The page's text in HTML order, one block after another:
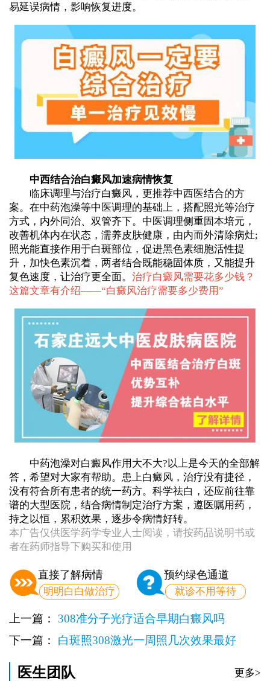
易延误病情，影响恢复进度。
中西结合治白癜风加速病情恢复
临床调理与治疗白癜风，更推荐中西医结合的方
案。在中药泡澡等中医调理的基础上，搭配照光等治疗
方式，内外同治、双管齐下。中医调理侧重固本培元，
改善机体内在状态，濡养皮肤健康，由内而外清除病灶;
照光能直接作用于白斑部位，促进黑色素细胞活性提
升，加快色素沉着，两者结合既能稳固体质，又能提升
复色速度，让治疗更全面。 治疗白癜风需要花多少钱？
这篇文章有介绍——“白癜风治疗需要多少费用”
中药泡澡对白癜风作用大不大?以上是今天的全部解
答，希望对大家有帮助。患上白癜风，治疗没有捷径，
没有符合所有患者的统一药方。科学祛白，还应前往靠
谱的大型医院，结合病情制定治疗方案，遵医嘱用药，
持之以恒，累积效果，逐步令病情好转。
本广告仅供医学药学专业人士阅读，请按药品说明书或
者在药师指导下购买和使用
直接了解病情
明明白白做治疗
预约绿色通道
就诊不用等待
上一篇： 308准分子光疗适合早期白癜风吗
下一篇： 白斑照308激光一周照几次效果最好
医生团队 更多>